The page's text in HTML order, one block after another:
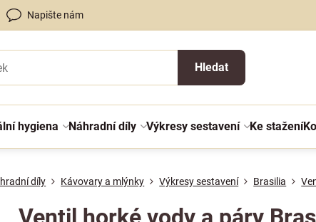
Napište nám
Hledat
hygiena Náhradní díly Výkresy sestavení Ke stažení
díly Kávovary a mlýnky Výkresy sestavení Brasilia